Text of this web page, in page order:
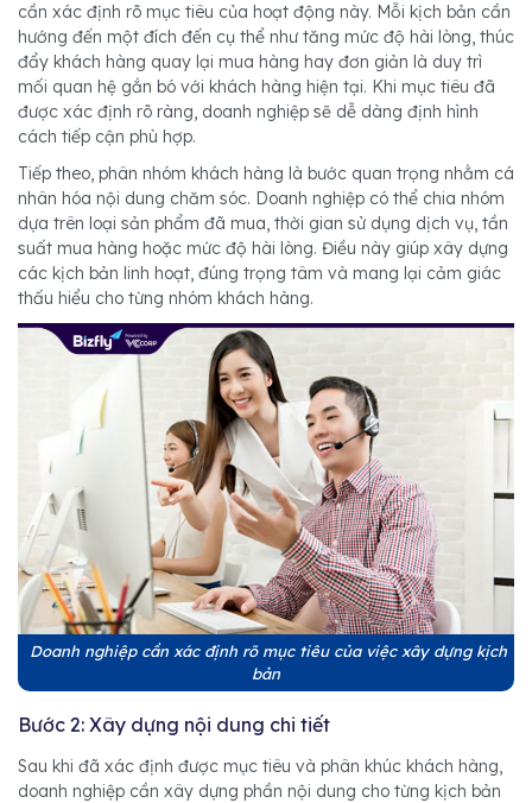
cần xác định rõ mục tiêu của hoạt động này. Mỗi kịch bản cần
hướng đến một đích đến cụ thể như tăng mức độ hài lòng, thúc
đẩy khách hàng quay lại mua hàng hay đơn giản là duy trì
mối quan hệ gắn bó với khách hàng hiện tại. Khi mục tiêu đã
được xác định rõ ràng, doanh nghiệp sẽ dễ dàng định hình
cách tiếp cận phù hợp.
Tiếp theo, phân nhóm khách hàng là bước quan trọng nhằm cá
nhân hóa nội dung chăm sóc. Doanh nghiệp có thể chia nhóm
dựa trên loại sản phẩm đã mua, thời gian sử dụng dịch vụ, tần
suất mua hàng hoặc mức độ hài lòng. Điều này giúp xây dựng
các kịch bản linh hoạt, đúng trọng tâm và mang lại cảm giác
thấu hiểu cho từng nhóm khách hàng.
Doanh nghiệp cần xác định rõ mục tiêu của việc xây dựng kịch
bản
Bước 2: Xây dựng nội dung chi tiết
Sau khi đã xác định được mục tiêu và phân khúc khách hàng,
doanh nghiệp cần xây dựng phần nội dung cho từng kịch bản